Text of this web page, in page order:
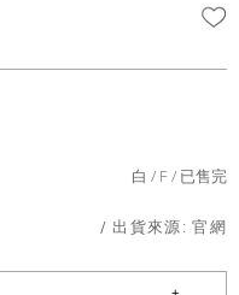
白 F 已售完
/ 出貨來源:官網